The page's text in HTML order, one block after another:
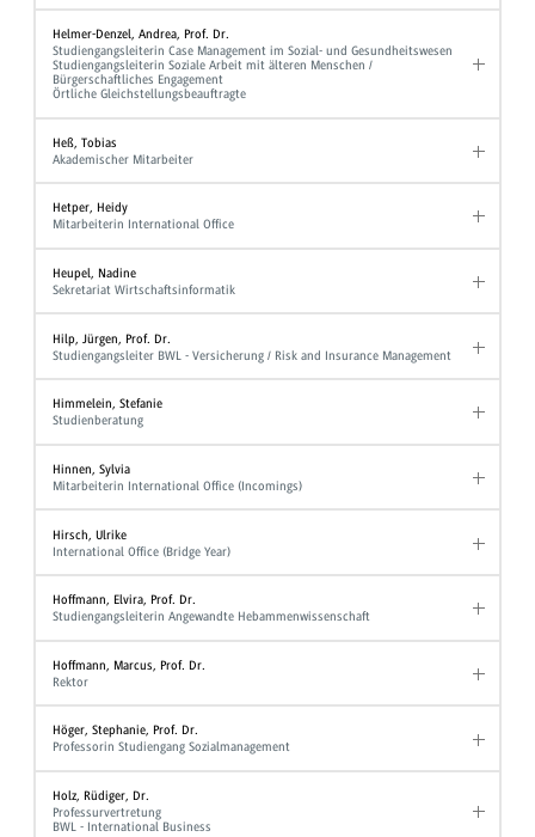
Helmer-Denzel, Andrea, Prof. Dr.
Studiengangsleiterin Case Management im Sozial- und Gesundheitswesen
Studiengangsleiterin Soziale Arbeit mit älteren Menschen /
Bürgerschaftliches Engagement
Örtliche Gleichstellungsbeauftragte
Heß, Tobias
Akademischer Mitarbeiter
Hetper, Heidy
Mitarbeiterin International Office
Heupel, Nadine
Sekretariat Wirtschaftsinformatik
Hilp, Jürgen, Prof. Dr.
Studiengangsleiter BWL - Versicherung / Risk and Insurance Management
Himmelein, Stefanie
Studienberatung
Hinnen, Sylvia
Mitarbeiterin International Office (Incomings)
Hirsch, Ulrike
International Office (Bridge Year)
Hoffmann, Elvira, Prof. Dr.
Studiengangsleiterin Angewandte Hebammenwissenschaft
Hoffmann, Marcus, Prof. Dr.
Rektor
Höger, Stephanie, Prof. Dr.
Professorin Studiengang Sozialmanagement
Holz, Rüdiger, Dr.
Professurvertretung
BWL - International Business